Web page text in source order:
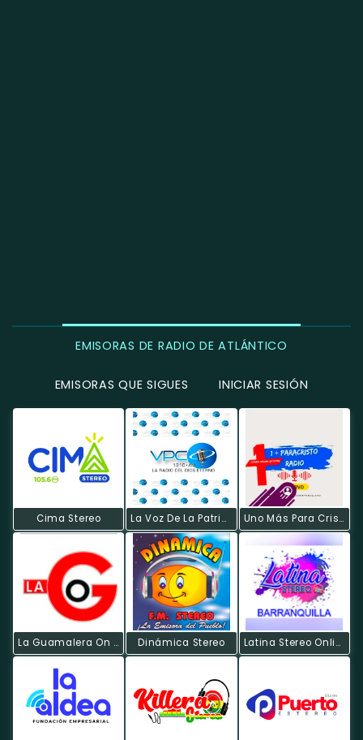
EMISORAS DE RADIO DE ATLÁNTICO
EMISORAS QUE SIGUES INICIAR SESIÓN
Cima Stereo La Voz De La Patria Celestial Uno Más Para Cristo Radio
La Guamalera On Line Dinámica Stereo Latina Stereo Online